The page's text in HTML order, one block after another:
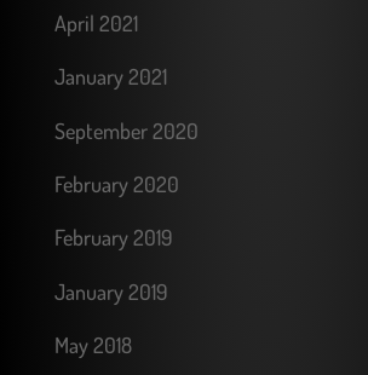
April 2021
January 2021
September 2020
February 2020
February 2019
January 2019
May 2018